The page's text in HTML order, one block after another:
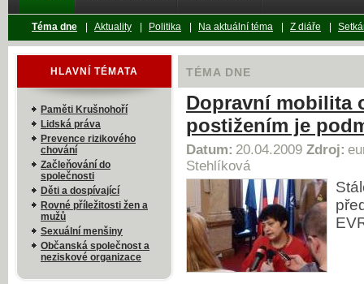
TÉMA DNE
Dopravní mobilita
postižením je
Datum: 20.04.2009 Zdroj:
Stehlíková
HLAVNÍ TÉMATA
Paměti Krušnohoří
Lidská práva
Prevence rizikového
chování
Začleňování do
společnosti
Děti a dospívající
Rovné příležitosti žen a
mužů
Sexuální menšiny
Občanská společnost a
neziskové organizace
Téma dne Aktuality Politika Na aktuální téma Z diáře